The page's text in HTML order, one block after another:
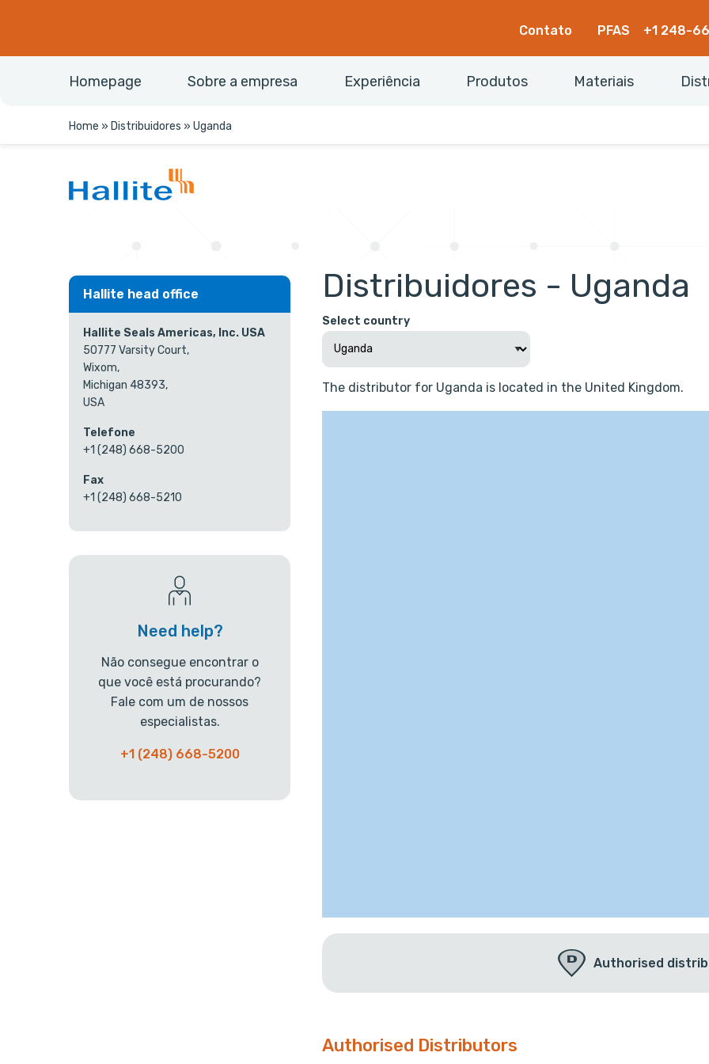
Contato PFAS +1 248-
Homepage Sobre a empresa Experiência Produtos Materiais
Home » Distribuidores » Uganda
Distribuidores - Uganda
Select country
The distributor for Uganda is located in the United Kingdom.
Authorised
Authorised Distributors
Hallite head office
Hallite Seals Americas, Inc. USA
50777 Varsity Court,
Wixom,
Michigan 48393,
USA
Telefone
+1 (248) 668-5200
Fax
+1 (248) 668-5210
Need help?
Não consegue encontrar o
que você está procurando?
Fale com um de nossos
especialistas.
+1 (248) 668-5200